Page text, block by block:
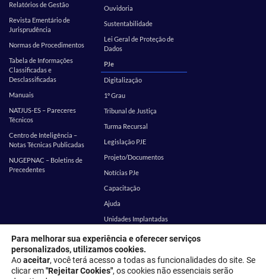
Relatórios de Gestão
Revista Ementário de
Jurisprudência
Normas de Procedimentos
Tabela de Informações
Classificadas e
Desclassificadas
Manuais
NATJUS-ES – Pareceres
Técnicos
Centro de Inteligência –
Notas Técnicas Publicadas
NUGEPNAC – Boletins de
Precedentes
Ouvidoria
Sustentabilidade
Lei Geral de Proteção de
Dados
PJe
Digitalização
1º Grau
Tribunal de Justiça
Turma Recursal
Legislação PJE
Projeto/Documentos
Notícias PJe
Capacitação
Ajuda
Unidades Implantadas
Estatística
SEI
EMES Corregedoria
Para melhorar sua experiência e oferecer serviços
personalizados, utilizamos cookies.
Aoaceitar, você terá acesso a todas as funcionalidades do site. Se
clicar em"Rejeitar Cookies", os cookies não essenciais serão